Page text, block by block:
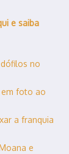
e saiba
no
foto ao
a franquia
e